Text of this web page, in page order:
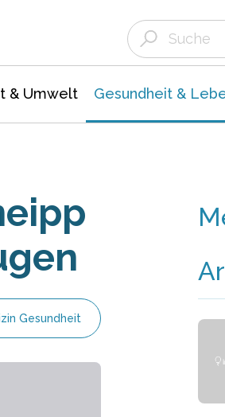
& Umwelt Gesundheit &
Gesundheit